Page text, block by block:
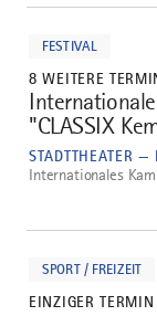
FESTIVAL
8 WEITERE
4
"CLASSIX
STADTTHEATER —
Internationales
SPORT / FREIZEIT
EINZIGER TERMIN